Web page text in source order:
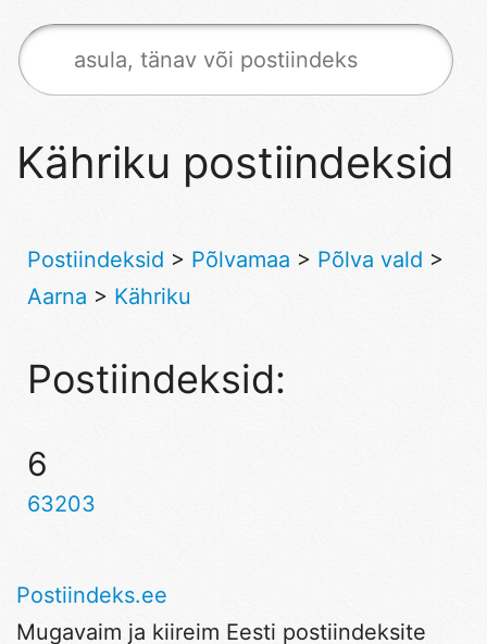
Kähriku postiindeksid
Postiindeksid > Põlvamaa > Põlva vald >
Aarna > Kähriku
Postiindeksid:
6
63203
Postiindeks.ee
Mugavaim ja kiireim Eesti postiindeksite